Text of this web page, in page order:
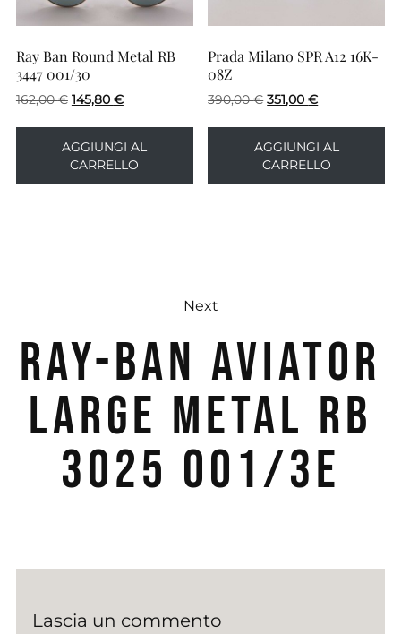
Ray Ban Round Metal RB
3447 001/30
162,00€ Il
era:
162,00 €.
145,80 €Il
è:
145,80 €.
AGGIUNGI AL
CARRELLO
Prada Milano SPR A12 16K-
08Z
390,00€ Il
era:
390,00 €.
351,00€Il
è:
351,00 €.
AGGIUNGI AL
CARRELLO
Next
RAY-BAN AVIATOR
LARGE METAL RB
3025 001/3E
Lascia un commento